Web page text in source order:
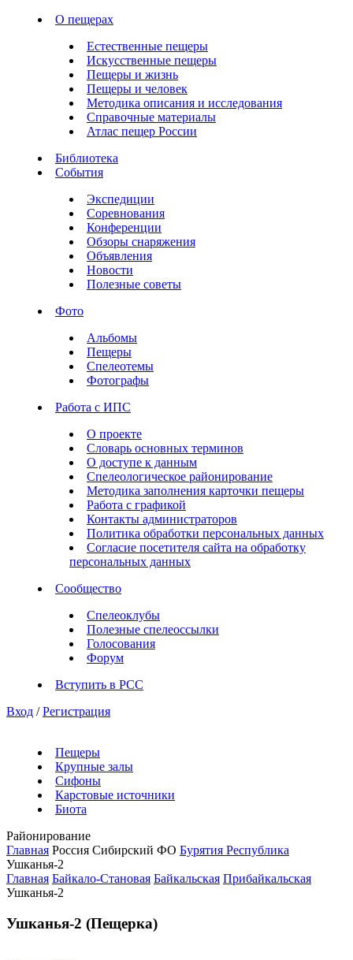
О пещерах
Естественные пещеры
Искусственные пещеры
Пещеры и жизнь
Пещеры и человек
Методика описания и исследования
Справочные материалы
Атлас пещер России
Библиотека
События
Экспедиции
Соревнования
Конференции
Обзоры снаряжения
Объявления
Новости
Полезные советы
Фото
Альбомы
Пещеры
Спелеотемы
Фотографы
Работа с ИПС
О проекте
Словарь основных терминов
О доступе к данным
Спелеологическое районирование
Методика заполнения карточки пещеры
Работа с графикой
Контакты администраторов
Политика обработки персональных данных
Согласие посетителя сайта на обработку
персональных данных
Сообщество
Спелеоклубы
Полезные спелеоссылки
Голосования
Форум
Вступить в РСС
Вход / Регистрация
Пещеры
Крупные залы
Сифоны
Карстовые источники
Биота
Районирование
Главная Россия Сибирский ФО Бурятия Республика
Ушканья-2
Главная Байкало-Становая Байкальская Прибайкальская
Ушканья-2
Ушканья-2 (Пещерка)